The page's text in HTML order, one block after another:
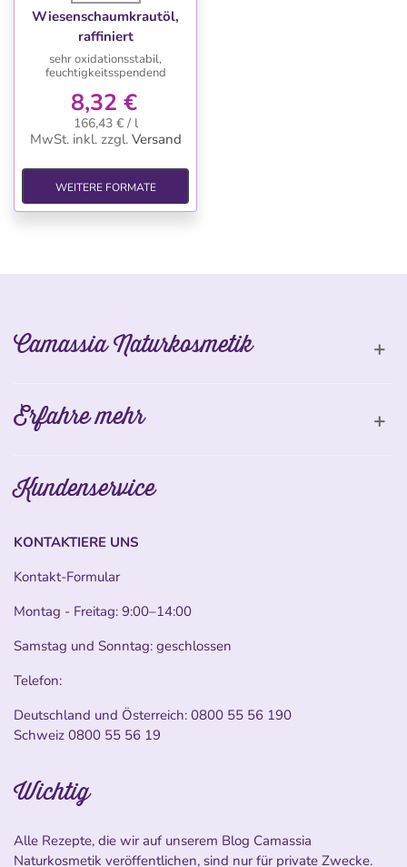
Wiesenschaumkrautöl,
raffiniert
sehr oxidationsstabil,
feuchtigkeitsspendend
8,32 €
166,43 € / l
MwSt. inkl. zzgl. Versand
WEITERE FORMATE
Camassia Naturkosmetik
Erfahre mehr
Kundenservice
KONTAKTIERE UNS
Kontakt-Formular
Montag - Freitag: 9:00–14:00
Samstag und Sonntag: geschlossen
Telefon:
Deutschland und Österreich: 0800 55 56 190
Schweiz 0800 55 56 19
Wichtig
Alle Rezepte, die wir auf unserem Blog Camassia
Naturkosmetik veröffentlichen, sind nur für private Zwecke.